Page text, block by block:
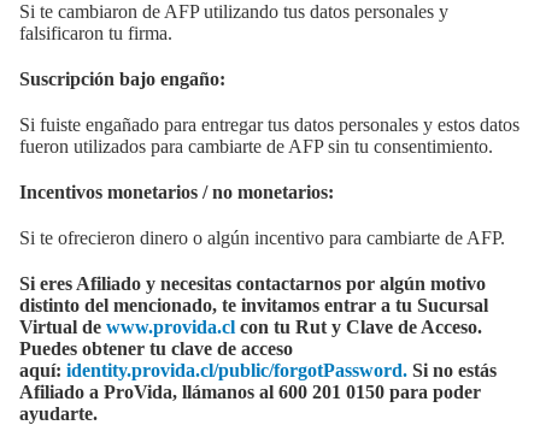
Si te cambiaron de AFP utilizando tus datos personales y
falsificaron tu firma.
Suscripción bajo engaño:
Si fuiste engañado para entregar tus datos personales y estos datos
fueron utilizados para cambiarte de AFP sin tu consentimiento.
Incentivos monetarios / no monetarios:
Si te ofrecieron dinero o algún incentivo para cambiarte de AFP.
Si eres Afiliado y necesitas contactarnos por algún motivo
distinto del mencionado, te invitamos entrar a tu Sucursal
Virtual de www.provida.cl con tu Rut y Clave de Acceso.
Puedes obtener tu clave de acceso
aquí: identity.provida.cl/public/forgotPassword. Si no estás
Afiliado a ProVida, llámanos al 600 201 0150 para poder
ayudarte.